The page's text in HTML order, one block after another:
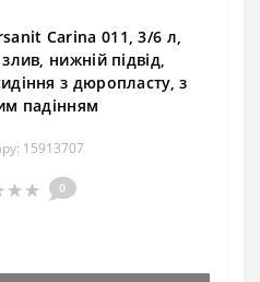
Carina 011, 3/6 л,
нижній підвід,
з дюропласту, з
падінням
15913707
0